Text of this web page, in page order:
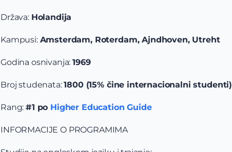
Država: Holandija
Kampusi: Amsterdam, Roterdam, Ajndhoven, Utreht
Godina osnivanja:1969
Broj studenata:1800 (15% čine internacionalni studenti)
Rang:#1 po Higher Education Guide
INFORMACIJE O PROGRAMIMA